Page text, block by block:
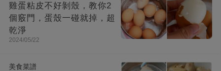
雞蛋粘皮不好剝殼，教你2
個竅門，蛋殼一碰就掉，超
乾淨
2024/05/22
美食菜譜